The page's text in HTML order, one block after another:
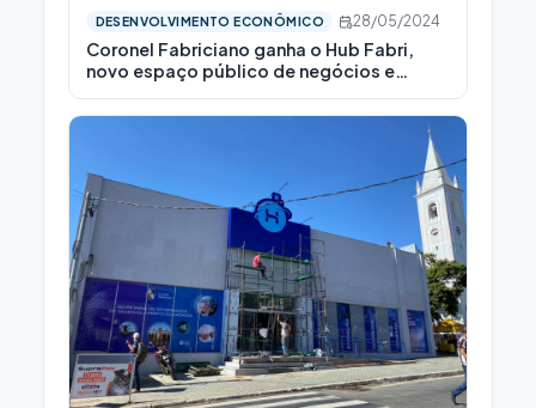
DESENVOLVIMENTO ECONÔMICO 28/05/2024
Coronel Fabriciano ganha o Hub Fabri,
novo espaço público de negócios e